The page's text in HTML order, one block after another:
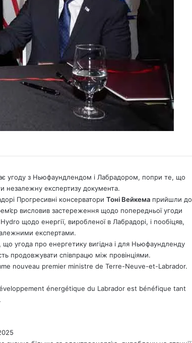
угоду з Ньюфаундлендом і Лабрадором, попри те, що
незалежну експертизу документа.
Прогресивні консерватори Тоні Вейкемаприйшли до
висловив застереження щодо попередньої угоди
щодо енергії, виробленої в Лабрадорі, і пообіцяв,
експертами.
угода про енергетику вигідна і для Ньюфаундленду
продовжувати співпрацю між провінціями.
nouveau premier ministre de Terre-Neuve-et-Labrador.
énergétique du Labrador est bénéfique tant